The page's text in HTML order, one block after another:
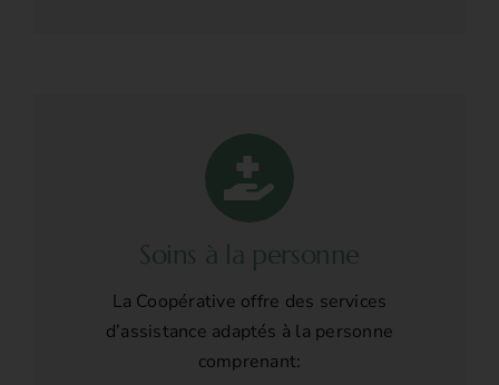
Soins à la personne
La Coopérative offre des services
d’assistance adaptés à la personne
comprenant: